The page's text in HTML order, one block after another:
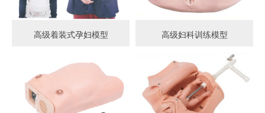
高级着装式孕妇模型 高级妇科训练模型